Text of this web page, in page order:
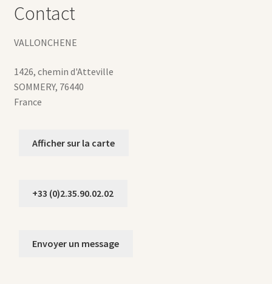
Contact
VALLONCHENE
1426, chemin d'Atteville
SOMMERY, 76440
France
Afficher sur la carte
+33 (0)2.35.90.02.02
Envoyer un message